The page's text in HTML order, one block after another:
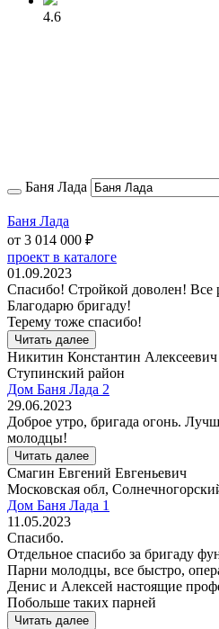
4.6
Баня Лада
Баня Лада
от 3 014 000 ₽
проект в каталоге
01.09.2023
Спасибо! Стройкой доволен! Все
Благодарю бригаду!
Терему тоже спасибо!
Читать далее
Никитин Константин Алексеевич
Ступинский район
Дом Баня Лада 2
29.06.2023
Доброе утро, бригада огонь.
молодцы!
Читать далее
Смагин Евгений Евгеньевич
Московская обл,
Дом Баня Лада 1
11.05.2023
Спасибо.
Отдельное спасибо за бригаду
Парни молодцы, все быстро,
Денис и Алексей настоящие
Побольше таких парней
Читать далее